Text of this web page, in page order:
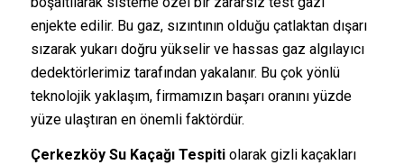
enjekte edilir. Bu gaz, sızıntının olduğu çatlaktan dışarı
sızarak yukarı doğru yükselir ve hassas gaz algılayıcı
dedektörlerimiz tarafından yakalanır. Bu çok yönlü
teknolojik yaklaşım, firmamızın başarı oranını yüzde
yüze ulaştıran en önemli faktördür.
Çerkezköy Su Kaçağı Tespitiolarak gizli kaçakları